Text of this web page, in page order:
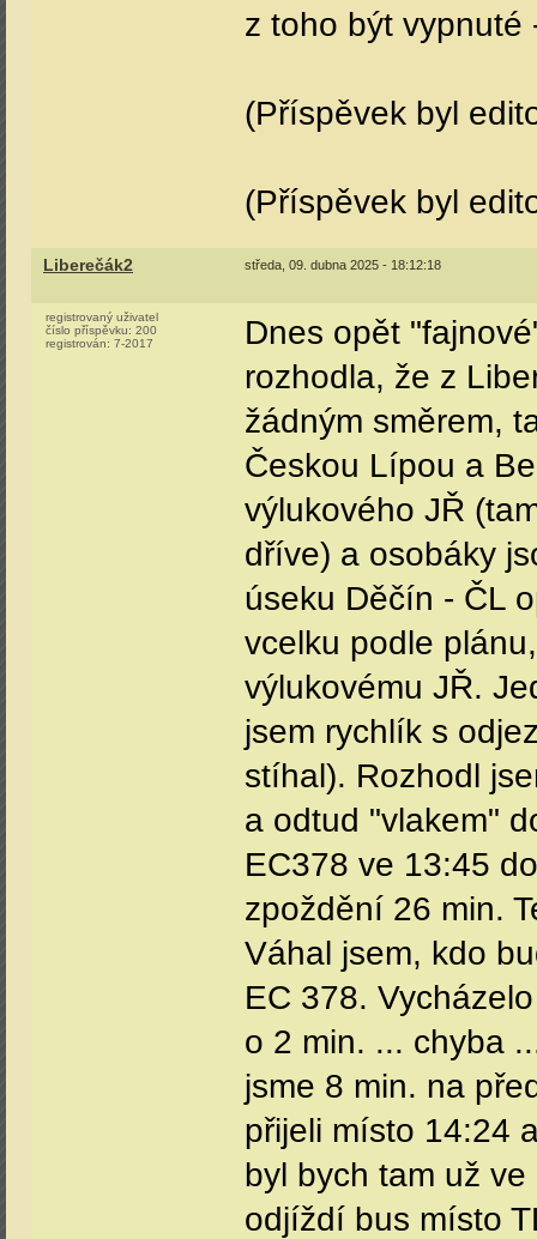
z toho být vypnuté
(Příspěvek byl
(Příspěvek byl
Liberečák2 středa, 09. dubna 2025 - 18:12:18
registrovaný uživatel
číslo příspěvku: 200
registrován: 7-2017
Dnes opět
rozhodla, že z
žádným směrem,
Českou Lípou a
výlukového JŘ
dříve) a osobáky
úseku Děčín - ČL
vcelku podle
výlukovému JŘ.
jsem rychlík s
stíhal). Rozhodl
a odtud "vlakem"
EC378 ve 13:45
zpoždění 26 min.
Váhal jsem, kdo
EC 378.
o 2 min. ... chyba
jsme 8 min. na
přijeli místo 14:24
byl bych tam už
odjíždí bus místo